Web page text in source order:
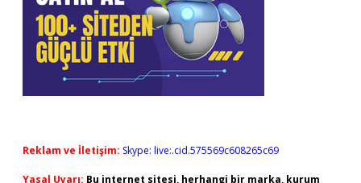
Reklam ve İletişim: Skype: live:.cid.575569c608265c69
Yasal Uyarı: Bu internet sitesi, herhangi bir marka, kurum